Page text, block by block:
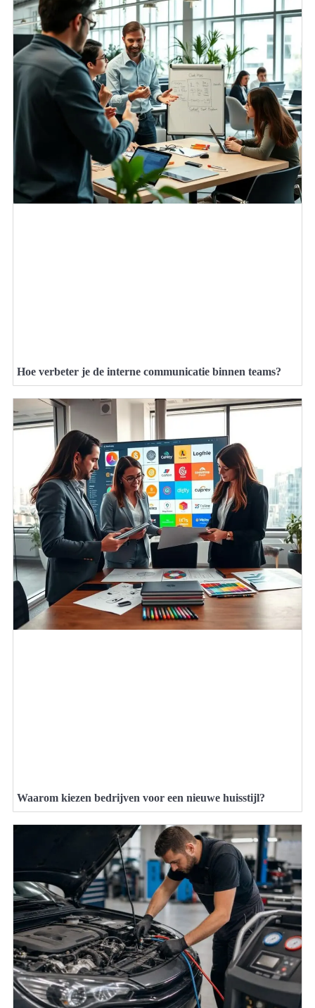
Hoe verbeter je de interne communicatie binnen teams?
Waarom kiezen bedrijven voor een nieuwe huisstijl?